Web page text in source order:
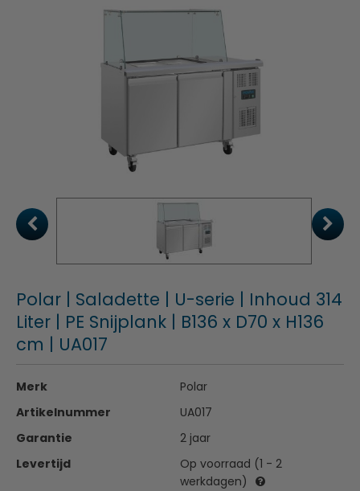
Polar | Saladette | U-serie | Inhoud 314
Liter | PE Snijplank | B136 x D70 x H136
cm | UA017
Merk
Polar
Artikelnummer
UA017
Garantie
2 jaar
Levertijd
Op voorraad (1 - 2
werkdagen)